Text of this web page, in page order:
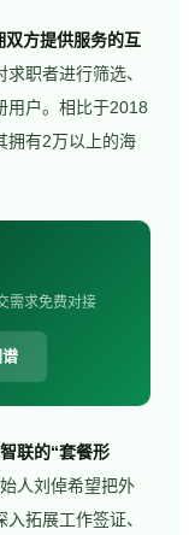
方提供服务的互
职者进行筛选、
用户。相比于2018
拥有2万以上的海
需求免费对接
联的“套餐形
人刘倬希望把外
拓展工作签证、